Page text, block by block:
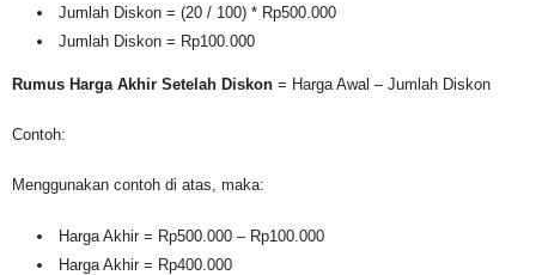
Jumlah Diskon = (20 / 100) * Rp500.000
Jumlah Diskon = Rp100.000
Rumus Harga Akhir Setelah Diskon = Harga Awal – Jumlah Diskon
Contoh:
Menggunakan contoh di atas, maka:
Harga Akhir = Rp500.000 – Rp100.000
Harga Akhir = Rp400.000